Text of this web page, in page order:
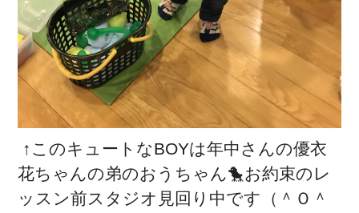
↑このキュートなBOYは年中さんの優衣
花ちゃんの弟のおうちゃん🐤お約束のレ
ッスン前スタジオ見回り中です（＾Ｏ＾